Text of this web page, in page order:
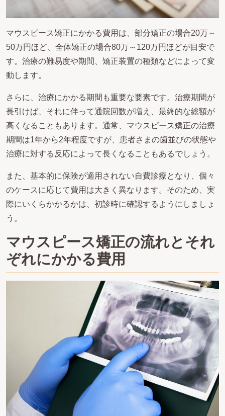
マウスピース矯正にかかる費用は、部分矯正の場合20万～
50万円ほど、全体矯正の場合80万～120万円ほどが目安で
す。治療の難易度や期間、矯正装置の種類などによって変
動します。
さらに、治療にかかる期間も重要な要素です。治療期間が
長引けば、それに伴って通院回数が増え、最終的な総額が
高くなることもあります。通常、マウスピース矯正の治療
期間は1年から2年程度ですが、患者さまの歯並びの状態や
治療に対する反応によって長くなることもあるでしょう。
また、基本的に保険が適用されない自費診療となり、個々
のケースに応じて費用は大きく異なります。そのため、実
際にいくらかかるかは、初診時に確認するようにしましょ
う。
マウスピース矯正の流れとそれ
ぞれにかかる費用